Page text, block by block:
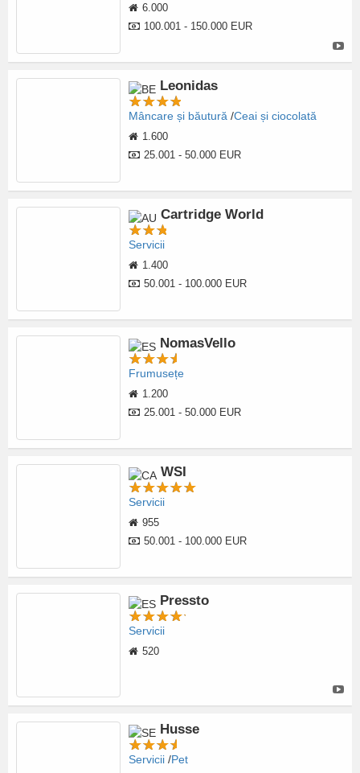
6.000
100.001 - 150.000 EUR
Leonidas
Mâncare și băutură Ceai și ciocolată
1.600
25.001 - 50.000 EUR
Cartridge World
Servicii
1.400
50.001 - 100.000 EUR
NomasVello
Frumusețe
1.200
25.001 - 50.000 EUR
WSI
Servicii
955
50.001 - 100.000 EUR
Pressto
Servicii
520
Husse
Servicii Pet